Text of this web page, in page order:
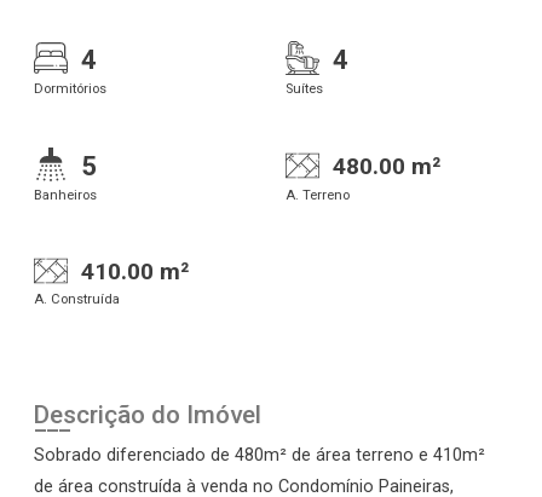
4
Dormitórios
4
Suítes
5
Banheiros
480.00 m²
A. Terreno
410.00 m²
A. Construída
Descrição do Imóvel
Sobrado diferenciado de 480m² de área terreno e 410m²
de área construída à venda no Condomínio Paineiras,